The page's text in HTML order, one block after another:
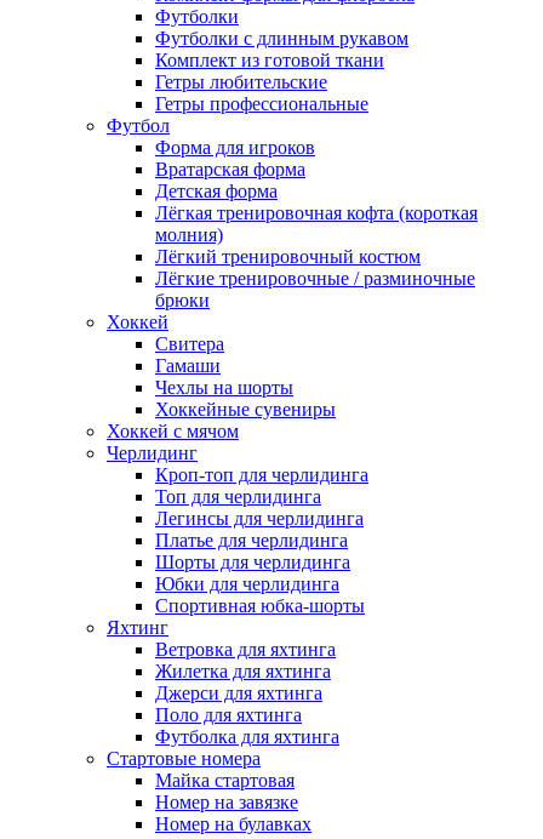
Футболки
Футболки с длинным рукавом
Комплект из готовой ткани
Гетры любительские
Гетры профессиональные
Футбол
Форма для игроков
Вратарская форма
Детская форма
Лёгкая тренировочная кофта (короткая
молния)
Лёгкий тренировочный костюм
Лёгкие тренировочные / разминочные
брюки
Хоккей
Свитера
Гамаши
Чехлы на шорты
Хоккейные сувениры
Хоккей с мячом
Черлидинг
Кроп-топ для черлидинга
Топ для черлидинга
Легинсы для черлидинга
Платье для черлидинга
Шорты для черлидинга
Юбки для черлидинга
Спортивная юбка-шорты
Яхтинг
Ветровка для яхтинга
Жилетка для яхтинга
Джерси для яхтинга
Поло для яхтинга
Футболка для яхтинга
Стартовые номера
Майка стартовая
Номер на завязке
Номер на булавках